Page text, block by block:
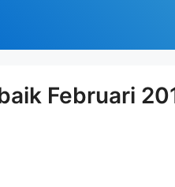
Februari